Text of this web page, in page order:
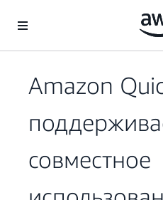
Перейти к главному контенту
Amazon
совместное